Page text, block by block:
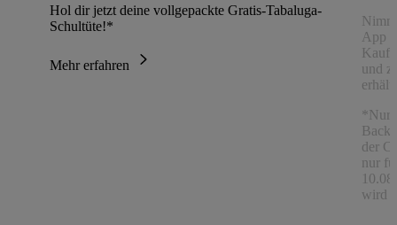
Hol dir jetzt deine vollgepackte Gratis-Tabaluga-
Schultüte!*
Mehr erfahren
App
und
*Nur
der
nur
wird